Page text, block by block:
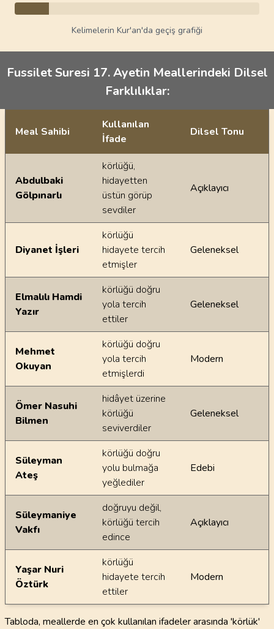
Kelimelerin Kur'an'da geçiş grafiği
Fussilet Suresi 17. Ayetin Meallerindeki Dilsel
Farklılıklar:
Ayetin meallerindeki dilsel farklılıklar
Meal Sahibi
Kullanılan
İfade
Dilsel Tonu
Abdulbaki
Gölpınarlı
körlüğü,
hidayetten
üstün görüp
sevdiler
Açıklayıcı
Diyanet İşleri
körlüğü
hidayete tercih
etmişler
Geleneksel
Elmalılı Hamdi
Yazır
körlüğü doğru
yola tercih
ettiler
Geleneksel
Mehmet
Okuyan
körlüğü doğru
yola tercih
etmişlerdi
Modern
Ömer Nasuhi
Bilmen
hidâyet üzerine
körlüğü
seviverdiler
Geleneksel
Süleyman
Ateş
körlüğü doğru
yolu bulmağa
yeğlediler
Edebi
Süleymaniye
Vakfı
doğruyu değil,
körlüğü tercih
edince
Açıklayıcı
Yaşar Nuri
Öztürk
körlüğü
hidayete tercih
ettiler
Modern
Tabloda, meallerde en çok kullanılan ifadeler arasında 'körlük'